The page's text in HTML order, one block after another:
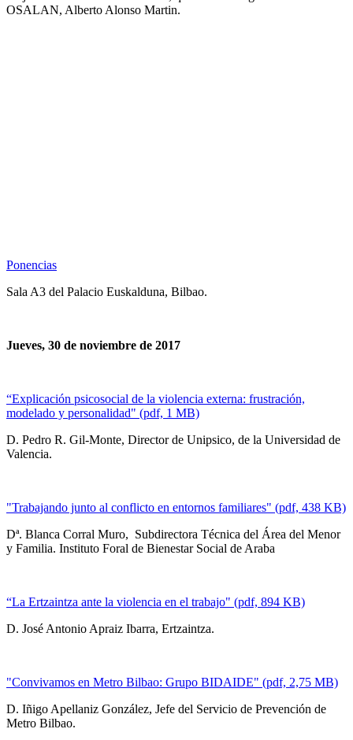
OSALAN, Alberto Alonso Martin.
Ponencias
Sala A3 del Palacio Euskalduna, Bilbao.
Jueves, 30 de noviembre de 2017
“Explicación psicosocial de la violencia externa: frustración,
modelado y personalidad" (pdf, 1 MB)
D. Pedro R. Gil-Monte, Director de Unipsico, de la Universidad de
Valencia.
"Trabajando junto al conflicto en entornos familiares" (pdf, 438 KB)
Dª. Blanca Corral Muro, Subdirectora Técnica del Área del Menor
y Familia. Instituto Foral de Bienestar Social de Araba
“La Ertzaintza ante la violencia en el trabajo" (pdf, 894 KB)
D. José Antonio Apraiz Ibarra, Ertzaintza.
"Convivamos en Metro Bilbao: Grupo BIDAIDE" (pdf, 2,75 MB)
D. Iñigo Apellaniz González, Jefe del Servicio de Prevención de
Metro Bilbao.